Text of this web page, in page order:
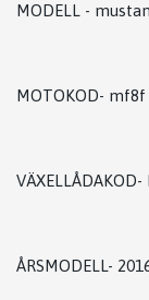
MODELL -
MOTOKOD- mf8f
ÅRSMODELL-